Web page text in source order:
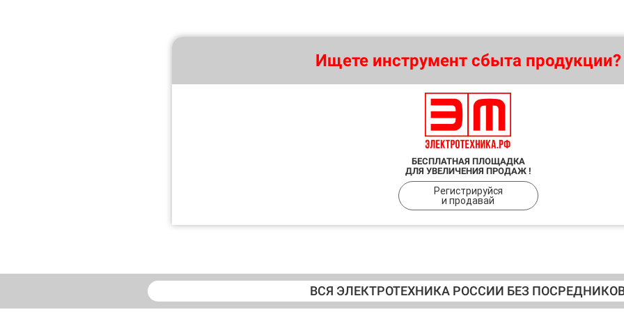
Ищете инструмент сбыта продукции?
БЕСПЛАТНАЯ ПЛОЩАДКА
ДЛЯ УВЕЛИЧЕНИЯ ПРОДАЖ !
Регистрируйся
и продавай
ВСЯ ЭЛЕКТРОТЕХНИКА РОССИИ БЕЗ